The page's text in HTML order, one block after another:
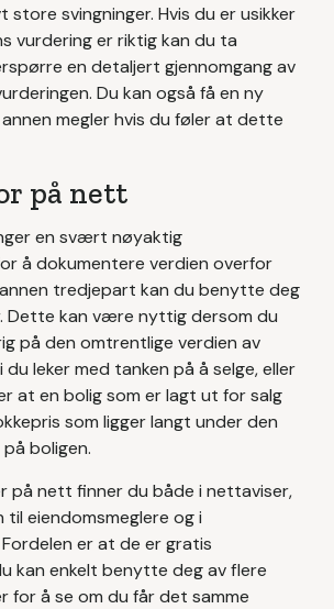
store svingninger. Hvis du er usikker
vurdering er riktig kan du ta
en detaljert gjennomgang av
Du kan også få en ny
megler hvis du føler at dette
på nett
en svært nøyaktig
å dokumentere verdien overfor
tredjepart kan du benytte deg
Dette kan være nyttig dersom du
på den omtrentlige verdien av
leker med tanken på å selge, eller
at en bolig som er lagt ut for salg
som ligger langt under den
boligen.
på nett finner du både i nettaviser,
til eiendomsmeglere og i
er at de er gratis
kan enkelt benytte deg av flere
for å se om du får det samme